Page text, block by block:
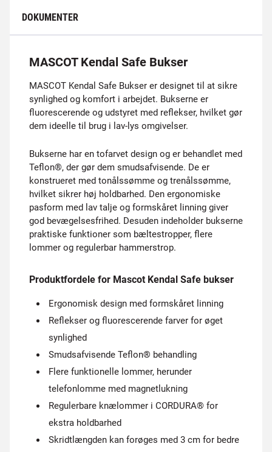
DOKUMENTER
MASCOT Kendal Safe Bukser
MASCOT Kendal Safe Bukser er designet til at sikre
synlighed og komfort i arbejdet. Bukserne er
fluorescerende og udstyret med reflekser, hvilket gør
dem ideelle til brug i lav-lys omgivelser.
Bukserne har en tofarvet design og er behandlet med
Teflon®, der gør dem smudsafvisende. De er
konstrueret med tonålssømme og trenålssømme,
hvilket sikrer høj holdbarhed. Den ergonomiske
pasform med lav talje og formskåret linning giver
god bevægelsesfrihed. Desuden indeholder bukserne
praktiske funktioner som bæltestropper, flere
lommer og regulerbar hammerstrop.
Produktfordele for Mascot Kendal Safe bukser
Ergonomisk design med formskåret linning
Reflekser og fluorescerende farver for øget
synlighed
Smudsafvisende Teflon® behandling
Flere funktionelle lommer, herunder
telefonlomme med magnetlukning
Regulerbare knælommer i CORDURA® for
ekstra holdbarhed
Skridtlængden kan forøges med 3 cm for bedre